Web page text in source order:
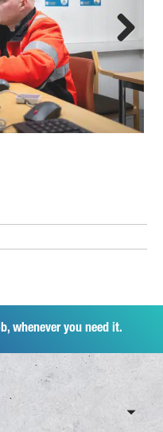
Next
whenever you need it.